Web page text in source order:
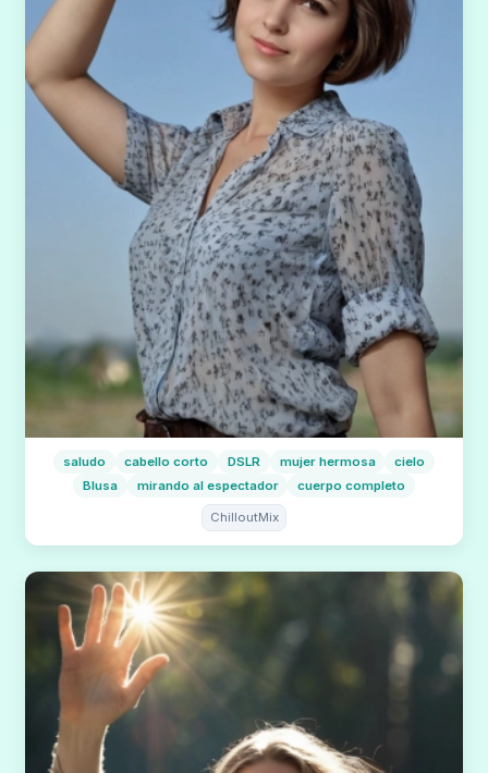
saludo cabello corto DSLR mujer hermosa
cielo
Blusa
mirando al espectador cuerpo completo
ChilloutMix